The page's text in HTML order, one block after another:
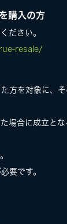
購入の方
ださい。
resale/
方を対象に、
場合に成立と
要です。